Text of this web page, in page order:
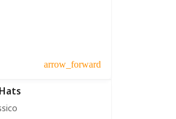
arrow_forward